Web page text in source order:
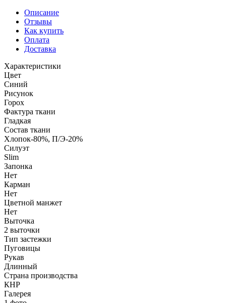
Описание
Отзывы
Как купить
Оплата
Доставка
Характеристики
Цвет
Синий
Рисунок
Горох
Фактура ткани
Гладкая
Состав ткани
Хлопок-80%, П/Э-20%
Силуэт
Slim
Запонка
Нет
Карман
Нет
Цветной манжет
Нет
Выточка
2 выточки
Тип застежки
Пуговицы
Рукав
Длинный
Страна производства
КНР
Галерея